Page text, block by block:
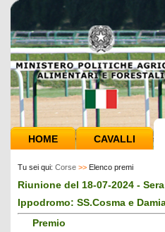
HOME CAVALLI
Tu sei qui: Corse >> Elenco premi
Riunione del 18-07-2024 - Sera
Ippodromo: SS.Cosma e
Premio